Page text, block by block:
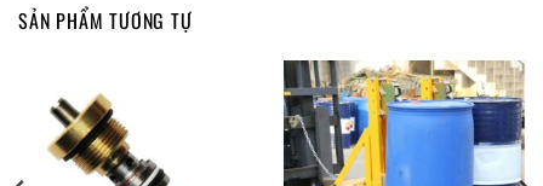
SẢN PHẨM TƯƠNG TỰ